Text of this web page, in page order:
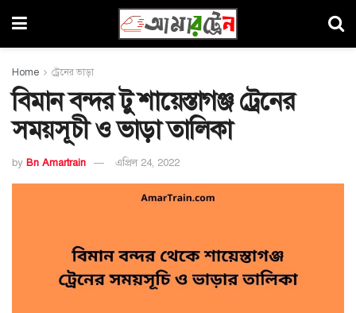
Home ট্রেনের ভাড়া
বিমান বন্দর টু শায়েস্তাগঞ্জ ট্রেনের
সময়সূচী ও ভাড়া তালিকা
by Bn Amartrain এপ্রিল 24, 2022